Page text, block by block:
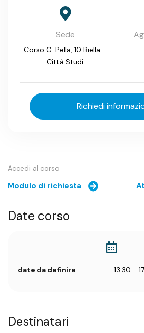
Sede
Corso G. Pella, 10 Biella -
Città Studi
Richiedi
Accedi al corso
Modulo di richiesta
Date corso
date da definire 13.30 -
Destinatari